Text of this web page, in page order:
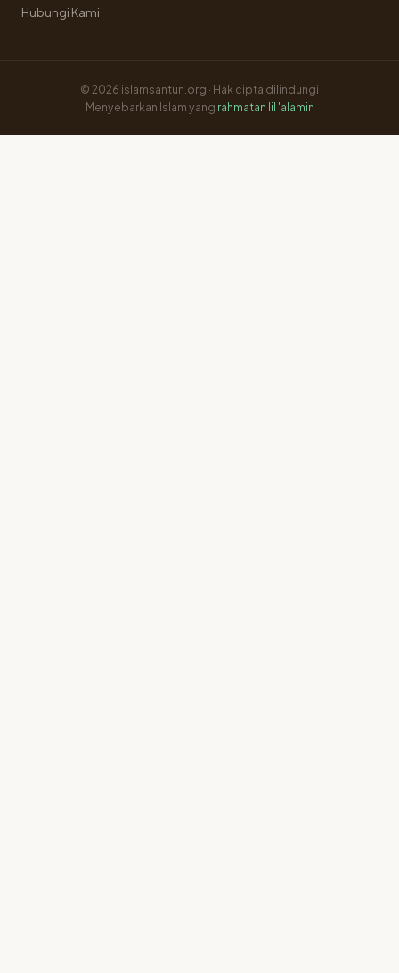
Hubungi Kami
© 2026 islamsantun.org · Hak cipta dilindungi
Menyebarkan Islam yang rahmatan lil 'alamin